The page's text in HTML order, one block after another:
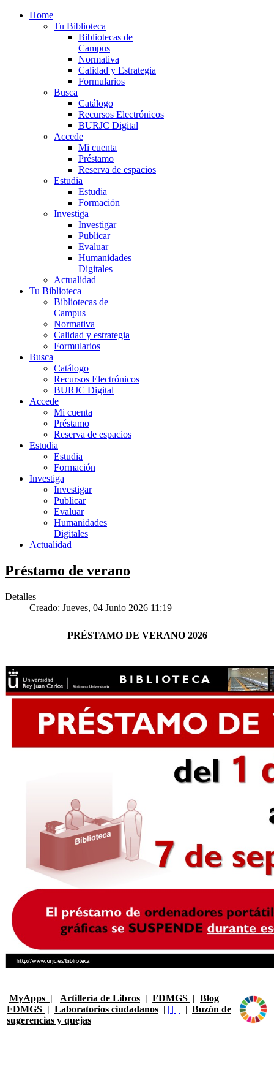
Home
Tu Biblioteca
Bibliotecas de
Campus
Normativa
Calidad y Estrategia
Formularios
Busca
Catálogo
Recursos Electrónicos
BURJC Digital
Accede
Mi cuenta
Préstamo
Reserva de espacios
Estudia
Estudia
Formación
Investiga
Investigar
Publicar
Evaluar
Humanidades
Digitales
Actualidad
Tu Biblioteca
Bibliotecas de
Campus
Normativa
Calidad y estrategia
Formularios
Busca
Catálogo
Recursos Electrónicos
BURJC Digital
Accede
Mi cuenta
Préstamo
Reserva de espacios
Estudia
Estudia
Formación
Investiga
Investigar
Publicar
Evaluar
Humanidades
Digitales
Actualidad
Préstamo de verano
Detalles
Creado: Jueves, 04 Junio 2026 11:19
PRÉSTAMO DE VERANO 2026
MyApps | Artillería de Libros | FDMGS | Blog
FDMGS | Laboratorios ciudadanos | | | | | Buzón de
sugerencias y quejas